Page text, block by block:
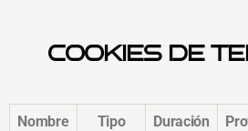
COOKIES DE
Nombre Tipo Duración